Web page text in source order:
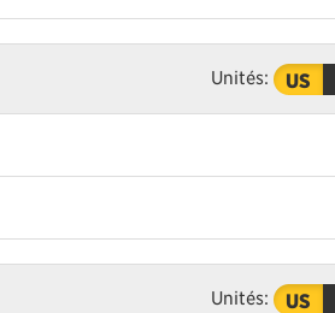
Unités: US
Unités: US